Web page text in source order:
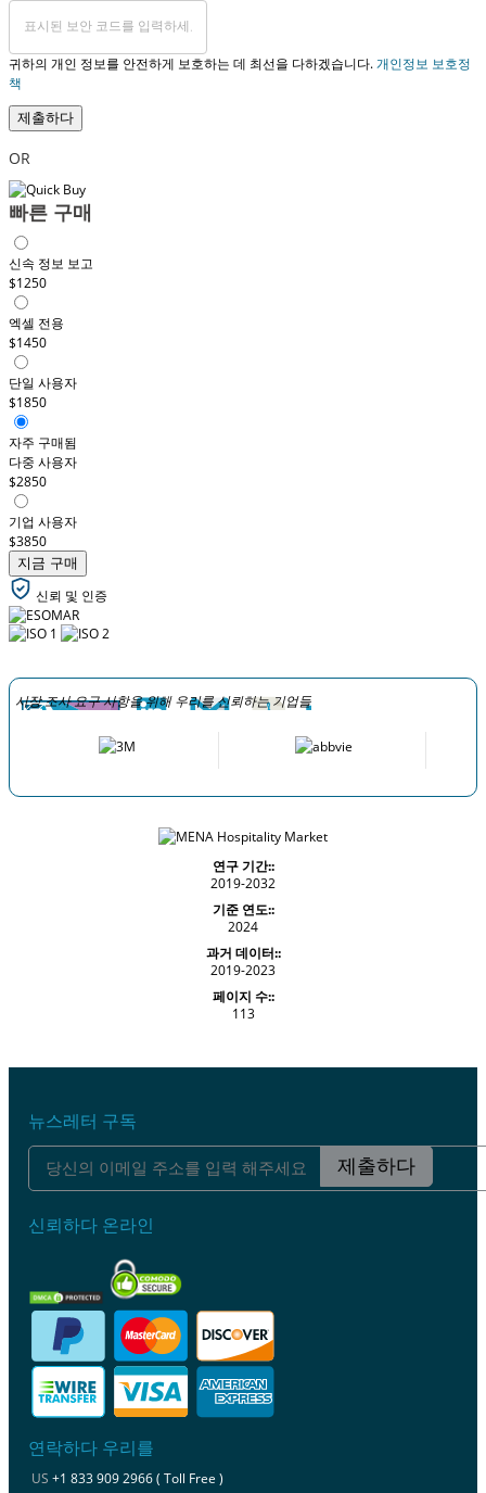
귀하의 개인 정보를 안전하게 보호하는 데 최선을 다하겠습니다.개인정보 보호정
책
제출하다
OR
빠른 구매
신속 정보 보고
$1250
엑셀 전용
$1450
단일 사용자
$1850
자주 구매됨
다중 사용자
$2850
기업 사용자
$3850
지금 구매
신뢰 및 인증
시장 조사 요구 사항을 위해 우리를 신뢰하는 기업들
연구 기간::
2019-2032
기준 연도::
2024
과거 데이터::
2019-2023
페이지 수::
113
뉴스레터 구독
제출하다
신뢰하다 온라인
연락하다 우리를
US +1 833 909 2966 ( Toll Free )